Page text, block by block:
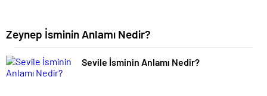
Zeynep İsminin Anlamı Nedir?
Sevile İsminin Anlamı Nedir?